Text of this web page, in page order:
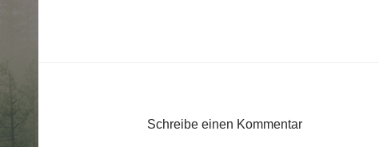
Schreibe einen Kommentar